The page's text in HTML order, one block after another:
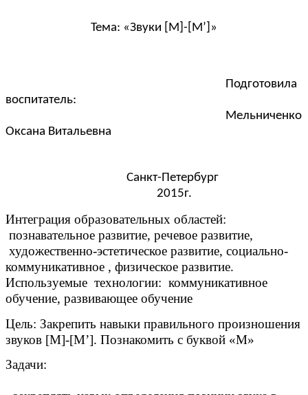
Тема: «Звуки [М]-[М’]»
Подготовила
воспитатель:
Мельниченко
Оксана Витальевна
Санкт-Петербург
2015г.
Интеграция образовательных областей:
познавательное развитие, речевое развитие,
художественно-эстетическое развитие, социально-
коммуникативное , физическое развитие.
Используемые технологии: коммуникативное
обучение, развивающее обучение
Цель: Закрепить навыки правильного произношения
звуков [М]-[М’]. Познакомить с буквой «М»
Задачи: